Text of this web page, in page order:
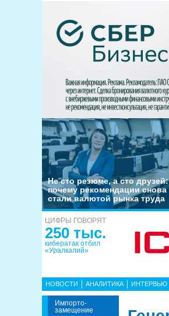
Не сто резюме, а сто друзей:
почему рекомендации снова
стали валютой рынка труда
ЦИФРЫ ГОВОРЯТ
250 тыс.
кибератак отбил
«Уралкалий»
НОВОСТИ АНАЛИТИКА ИНТЕРВЬЮ
Импорто­
Замещение